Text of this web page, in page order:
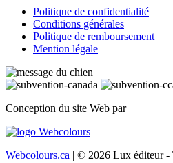
Politique de confidentialité
Conditions générales
Politique de remboursement
Mention légale
Conception du site Web par
Webcolours.ca | © 2026 Lux éditeur -